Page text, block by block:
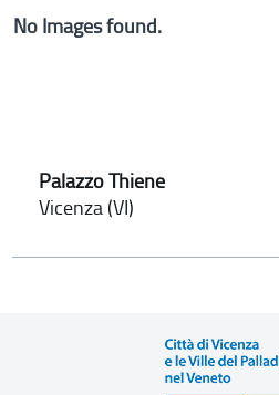
No Images found.
Palazzo Thiene
Vicenza (VI)